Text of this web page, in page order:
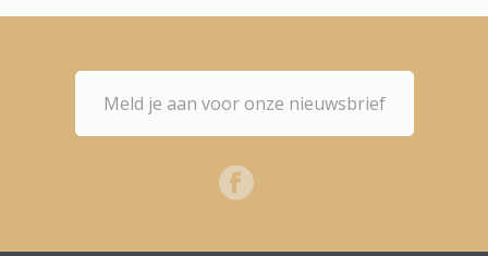
Meld je aan voor onze nieuwsbrief